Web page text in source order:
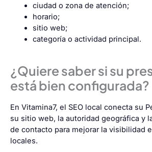
ciudad o zona de atención;
horario;
sitio web;
categoría o actividad principal.
¿Quiere saber si su
está bien configurada?
En Vitamina7, el SEO local conecta su
su sitio web, la autoridad geográfica y
de contacto para mejorar la visibilidad
locales.